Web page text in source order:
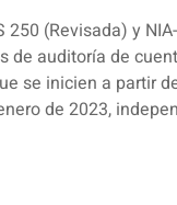
(Revisada) y
auditoría de
se inicien a partir
de 2023,